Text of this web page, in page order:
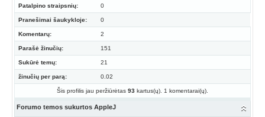
Patalpino straipsnių: 0
Pranešimai šaukykloje: 0
Komentarų: 2
Parašė žinučių: 151
Sukūrė temų: 21
žinučių per parą: 0.02
Šis profilis jau peržiūrėtas 93 kartus(ų). 1 komentarai(ų).
Forumo temos sukurtos AppleJ